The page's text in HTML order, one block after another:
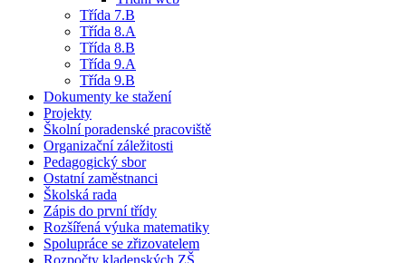
Třída 7.B
Třída 8.A
Třída 8.B
Třída 9.A
Třída 9.B
Dokumenty ke stažení
Projekty
Školní poradenské pracoviště
Organizační záležitosti
Pedagogický sbor
Ostatní zaměstnanci
Školská rada
Zápis do první třídy
Rozšířená výuka matematiky
Spolupráce se zřizovatelem